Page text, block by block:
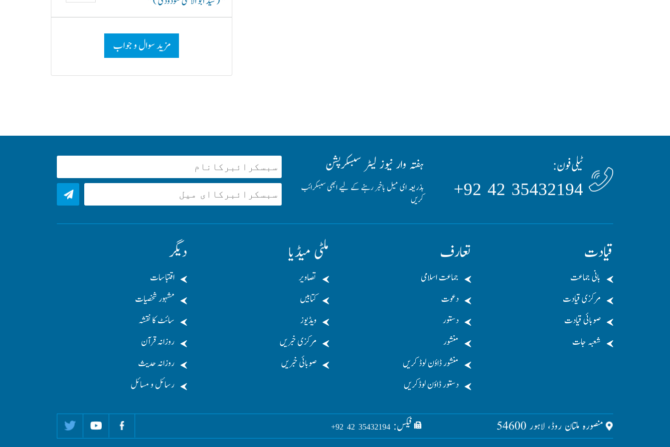
مزید سوال و جواب
ٹیلی فون:
35432194 42 92+
ہفتہ وار نیوز لیٹر سبسکرپشن
بذریعہ ای میل باخبر رہنے کے لیے ابھی سبسکرائب
کریں
قیادت
بانی جماعت
مرکزی قیادت
صوبائی قیادت
شعبہ جات
تعارف
جماعت اسلامی
دعوت
دستور
منشور
منشور ڈاؤن لوڈ کریں
دستور ڈاؤن لوڈکریں
ملٹی میڈیا
تصاویر
کتابیں
ویڈیوز
مرکزی خبریں
صوبائی خبریں
دیگر
اقتباسات
مشہور شخصیات
سائٹ کا نقشہ
روزانہ قرآن
روزانہ حدیث
رسائل و مسائل
منصورہ ملتان روڈ، لاہور 54600 فیکس: 35432194 42 92+